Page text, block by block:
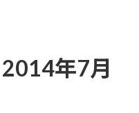
2014年7月